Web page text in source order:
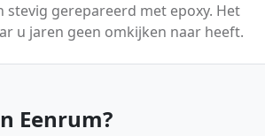
gerepareerd met epoxy. Het
u jaren geen omkijken naar heeft.
Eenrum?